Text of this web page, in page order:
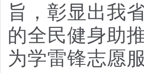
旨，彰显出我
的全民健身助
为学雷锋志愿